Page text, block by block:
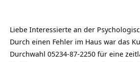
Liebe Interessierte an der
Durch einen Fehler im Haus war das
Durchwahl 05234-87-2250 für eine